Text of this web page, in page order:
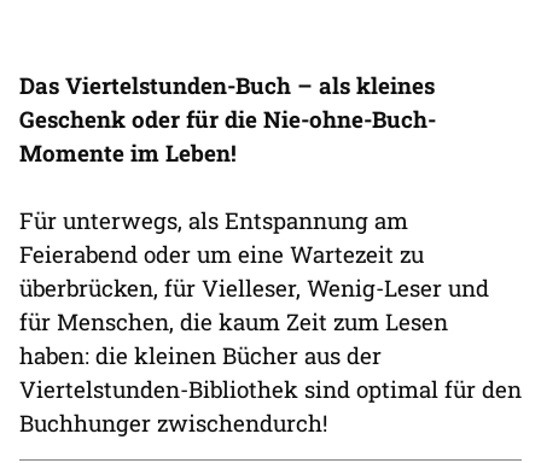
Das Viertelstunden-Buch – als kleines
Geschenk oder für die Nie-ohne-Buch-
Momente im Leben!
Für unterwegs, als Entspannung am
Feierabend oder um eine Wartezeit zu
überbrücken, für Vielleser, Wenig-Leser und
für Menschen, die kaum Zeit zum Lesen
haben: die kleinen Bücher aus der
Viertelstunden-Bibliothek sind optimal für den
Buchhunger zwischendurch!